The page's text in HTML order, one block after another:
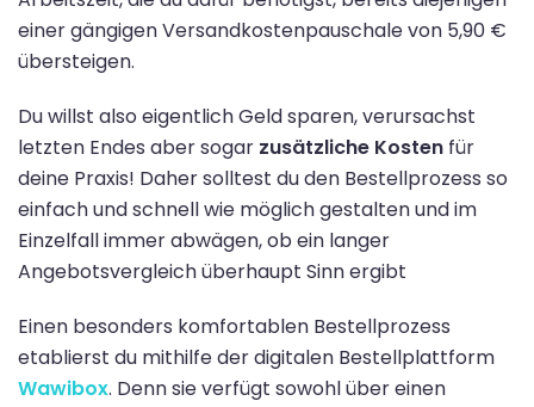
einer gängigen Versandkostenpauschale von 5,90 €
übersteigen.
Du willst also eigentlich Geld sparen, verursachst
letzten Endes aber sogar zusätzliche Kosten für
deine Praxis! Daher solltest du den Bestellprozess so
einfach und schnell wie möglich gestalten und im
Einzelfall immer abwägen, ob ein langer
Angebotsvergleich überhaupt Sinn ergibt
Einen besonders komfortablen Bestellprozess
etablierst du mithilfe der digitalen Bestellplattform
Wawibox. Denn sie verfügt sowohl über einen